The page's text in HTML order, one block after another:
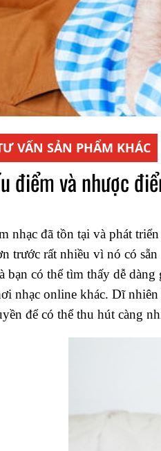
VẤN SẢN PHẨM KHÁC
điểm và nhược
nhạc đã tồn tại và phát
trước rất nhiều vì nó có
bạn có thể tìm thấy dễ
nhạc online khác. Dĩ
để có thể thu hút càng